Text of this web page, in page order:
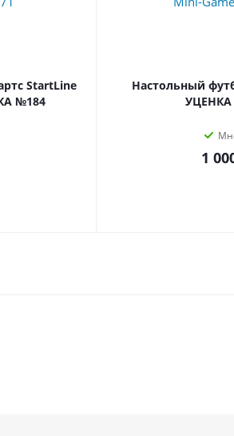
StartLine
№184
Настольный
УЦЕНКА
1